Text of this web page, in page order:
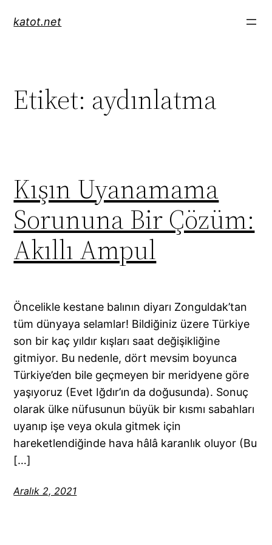
geçkatot.net
Etiket: aydınlatma
Kışın Uyanamama
Sorununa Bir Çözüm:
Akıllı Ampul
Öncelikle kestane balının diyarı Zonguldak’tan
tüm dünyaya selamlar! Bildiğiniz üzere Türkiye
son bir kaç yıldır kışları saat değişikliğine
gitmiyor. Bu nedenle, dört mevsim boyunca
Türkiye’den bile geçmeyen bir meridyene göre
yaşıyoruz (Evet Iğdır’ın da doğusunda). Sonuç
olarak ülke nüfusunun büyük bir kısmı sabahları
uyanıp işe veya okula gitmek için
hareketlendiğinde hava hâlâ karanlık oluyor (Bu
[…]
Aralık 2, 2021